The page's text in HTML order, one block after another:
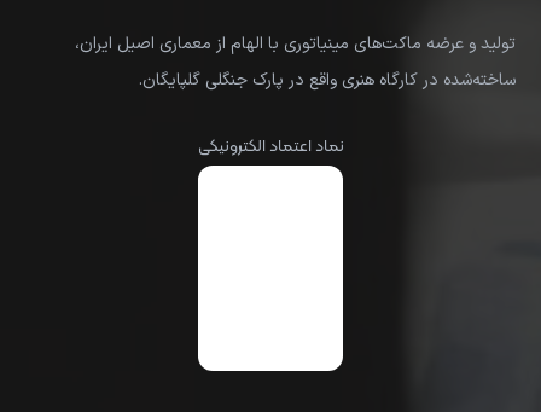
تولید و عرضه ماکت‌های مینیاتوری با الهام از معماری اصیل ایران،
ساخته‌شده در کارگاه هنری واقع در پارک جنگلی گلپایگان.
نماد اعتماد الکترونیکی